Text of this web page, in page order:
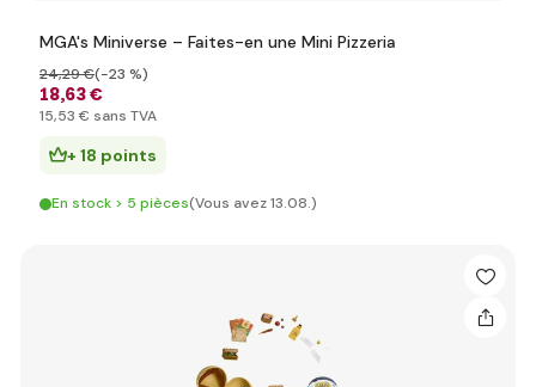
MGA's Miniverse – Faites-en une Mini Pizzeria
18,63 €
24,29 €(-23 %)
15,53 € sans TVA
+ 18 points
En stock > 5 pièces(Vous avez 13.08.)